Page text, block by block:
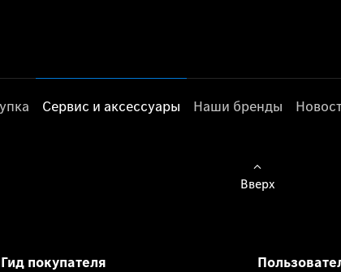
Сервис и аксессуары Наши бренды
Вверх
Гид покупателя